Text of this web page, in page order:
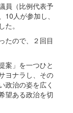
員（比例代表予
人が参加し、
。
たので、２回目
案」を一つひと
ヨナラし、その
政治の姿を広く
望ある政治を切